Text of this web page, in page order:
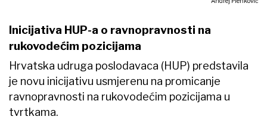
Inicijativa HUP-a o ravnopravnosti na
rukovodećim pozicijama
Hrvatska udruga poslodavaca (HUP) predstavila
je novu inicijativu usmjerenu na promicanje
ravnopravnosti na rukovodećim pozicijama u
tvrtkama.